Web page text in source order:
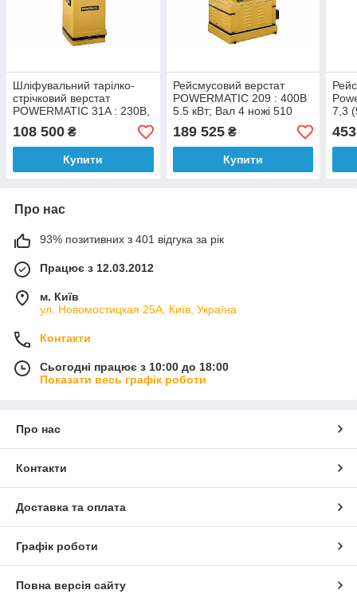
Шліфувальний тарілко-
стрічковий верстат
POWERMATIC 31A : 230В,
2(1,5)кВт, роб.стіл-
230х430 мм (2М)
108 500 ₴
Купити
Рейсмусовий верстат
POWERMATIC 209 : 400В
5.5 кВт; Вал 4 ножі 510
мм. заготівка Max;
50х20см
189 525₴
Купити
7,3
Про нас
93% позитивних з 401 відгука за рік
Працює з 12.03.2012
м. Київ
ул. Новомостицкая 25А, Київ, Україна
Контакти
Сьогодні працює з 10:00 до 18:00
Показати весь графік роботи
Про нас
Контакти
Доставка та оплата
Графік роботи
Повна версія сайту